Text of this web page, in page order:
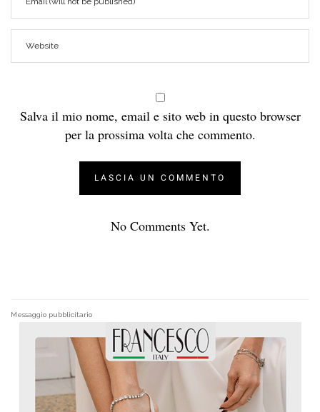
Salva il mio nome, email e sito web in questo browser
per la prossima volta che commento.
No Comments Yet.
Messaggio pubblicitario